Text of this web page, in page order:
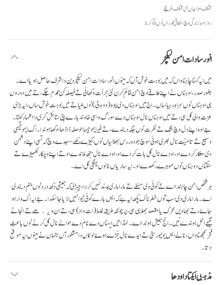
مختلف مزاجاں لئی مختلف طریقے
روز مرہ زندگی وچ اخلاقی قدراں نوں لاگو کرنا
انور سادات امن لیکچر
میں ایہ کہنا چاہنا واں کہ میں بوہت خوش آں کہ مینوں انور سادات امن لیکچر دین دا شرف حاصل ہویا اے۔
بطور صدر، اوہناں نے اپنے علاقے وچ امن قائم کرن لئی جرأت وکھائی تے فیصلہ کن قدم چُکے، تے میں دوروں
ہی اوہناں نوں سراہ رہیا ساں۔ اج میں اوہناں دی بیوہ (ووہٹی) نوں ملیا تے میں بوہت خوش ساں، ایہ بڑی
عزت والی گل سی، تے میں اوہناں نال اوہناں دے سورگ واسی خاوند بارے اپنی ستائش گری دا اظہار کیتا۔
جے اوہ اپنے دل وچ شک تے نفرت نوں جگہ دیندے، تے فیر ایہو جیہا حوصلہ ڈاڈھا اوکھا ہوندا۔ اک ایہو جیہی
وسیع تے تامیّت نال بھری ہوئی سوچ جو دوررس بھلائیاں نوں اگیڑے رکھے – جدے وچ کہ تسی اپنے دشمن
دی ستکار کردے او، اودے نال گل بات کردے او، اودے نال ہتھ ملاندے او تے اپنے وچکار نکھیڑے تے
سنگتاں دوہناں نوں موہرے رکھدے او۔ ایہ ساریاں نالوں چنگی گل اے۔
ہر شخص امن چاہندا اے تے کوئی وی مسٔلے تے مارا ماری پسند نئیں کردا، جیہڑی کہ ہمیشی دکھ درد نوں جنم دیندی
اے۔ مارا ماری دی سب توں خطرناک پکھ ایہ ہے کہ ایس بارے کوئی ٹیوا نئیں لایا جا سکدا۔ جے ایہ اک وار ہو
جاۓ، تے بھاویں محرک یا مقصد بھلا ہی سی، پر چونکہ طریقہ غلط (ات واد) سی، تے ان ویکھے تے انجانے
نتیجے اٹل ہوندے نیں۔ انج ہمیش ہوندا اے۔ لہٰذا میں ایہناں دے نام دے حوالے نال گل کرنے نوں باعثِ
فخر سمجھنا واں، نالے ایس یونیورسٹی تے ایدے نال جُڑے ہوۓ لوکاں دا مشکور آں جنہاں نے مینوں ایہ موقع
دتا۔
مذہبی ایکتا دا ودھا